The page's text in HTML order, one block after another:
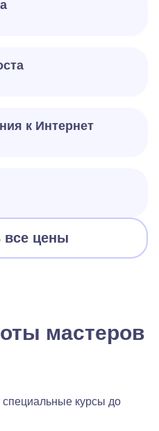
к Интернет
все цены
мастеров
специальные курсы до